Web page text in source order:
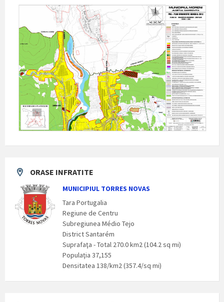
ORASE INFRATITE
MUNICIPIUL TORRES NOVAS
Tara Portugalia
Regiune de Centru
Subregiunea Médio Tejo
District Santarém
Suprafaţa - Total 270.0 km2 (104.2 sq mi)
Populaţia 37,155
Densitatea 138/km2 (357.4/sq mi)